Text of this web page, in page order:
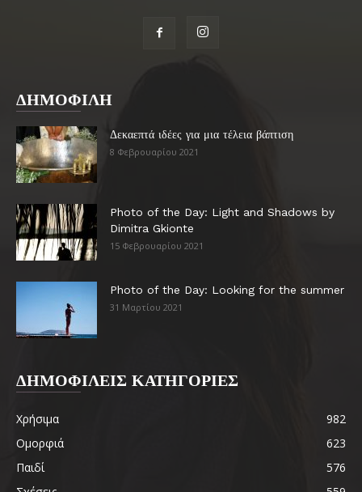
ΔΗΜΟΦΙΛΗ
Δεκαεπτά ιδέες για μια τέλεια βάπτιση
8 Φεβρουαρίου 2021
Photo of the Day: Light and Shadows by
Dimitra Gkionte
15 Φεβρουαρίου 2021
Photo of the Day: Looking for the summer
31 Μαρτίου 2021
ΔΗΜΟΦΙΛΕΙΣ ΚΑΤΗΓΟΡΙΕΣ
Χρήσιμα
982
Ομορφιά
623
Παιδί
576